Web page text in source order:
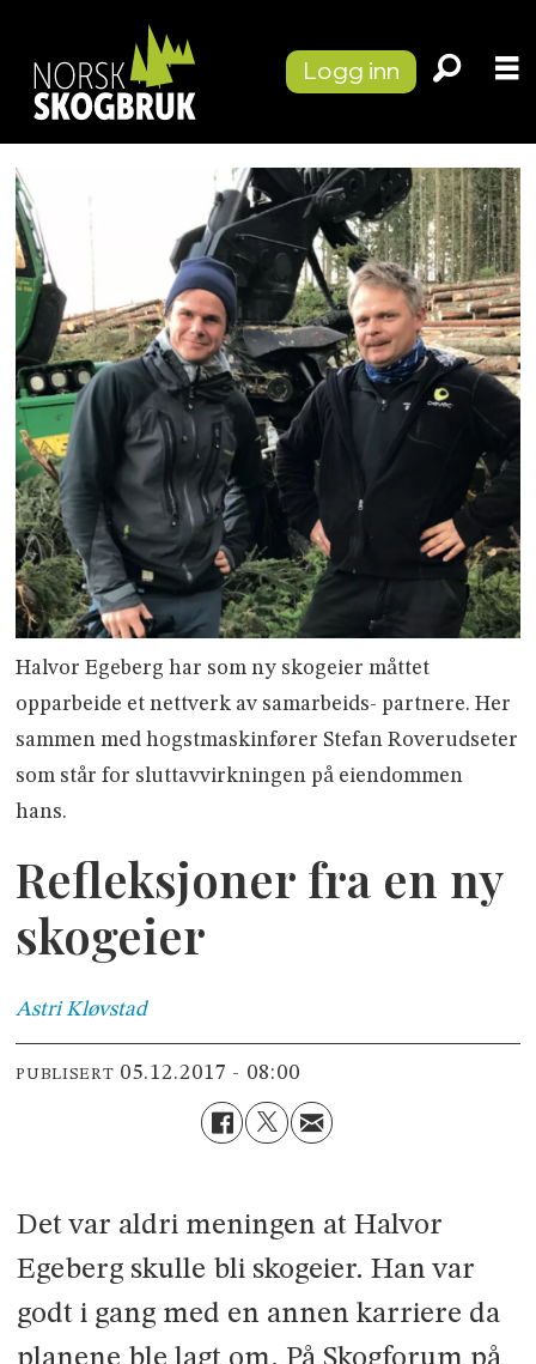
Logg inn
Halvor Egeberg har som ny skogeier måttet
opparbeide et nettverk av samarbeids- partnere. Her
sammen med hogstmaskinfører Stefan Roverudseter
som står for sluttavvirkningen på eiendommen
hans.
Refleksjoner fra en ny
skogeier
Astri Kløvstad
PUBLISERT 05.12.2017 - 08:00
Det var aldri meningen at Halvor
Egeberg skulle bli skogeier. Han var
godt i gang med en annen karriere da